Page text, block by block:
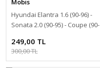
Hyundai Elantra 1.6 (90-96) -
Sonata 2.0 (90-95) - Coupe (90-
32810]
249,00 TL
300,00 TL